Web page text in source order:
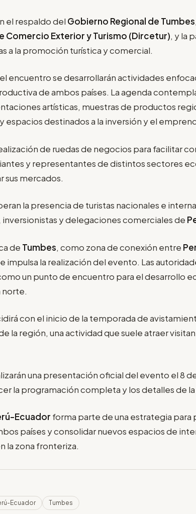
el respaldo del Gobierno Regional de Tumbes
Comercio Exterior y Turismo (Dircetur), y la
a la promoción turística y comercial.
encuentro se desarrollarán actividades
de ambos países. La agenda
artísticas, muestras de productos
espacios destinados a la inversión y el
de ruedas de negocios para facilitar
y representantes de distintos sectores
sus mercados.
la presencia de turistas nacionales e
y delegaciones comerciales de
de Tumbes, como zona de conexión entre
impulsa la realización del evento. Las
un punto de encuentro para el desarrollo
norte.
con el inicio de la temporada de
la región, una actividad que suele atraer
una presentación oficial del evento el 8
la programación completa y los detalles de
Ecuador forma parte de una estrategia para
países y consolidar nuevos espacios de
la zona fronteriza.
Ecuador Tumbes